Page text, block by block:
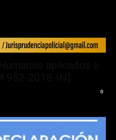
0